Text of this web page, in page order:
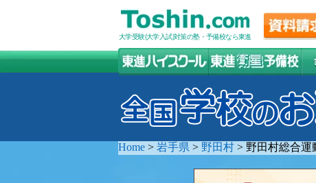
大学受験(大学入試)対策の塾・予備校なら東進
Home > 岩手県 > 野田村 > 野田村総合運